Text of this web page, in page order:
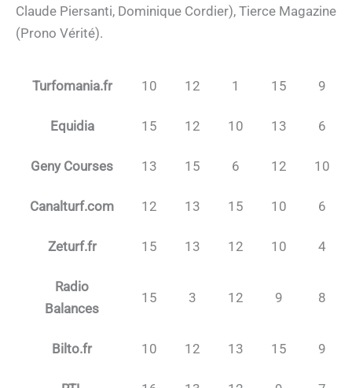
Claude Piersanti, Dominique Cordier), Tierce Magazine
(Prono Vérité).
Turfomania.fr 10 12 1 15 9
Equidia 15 12 10 13 6
Geny Courses 13 15 6 12 10
Canalturf.com 12 13 15 10 6
Zeturf.fr 15 13 12 10 4
Radio
Balances
15 3 12 9 8
Bilto.fr 10 12 13 15 9